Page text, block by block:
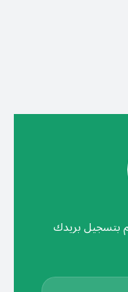
قم بتسجيل بريدك